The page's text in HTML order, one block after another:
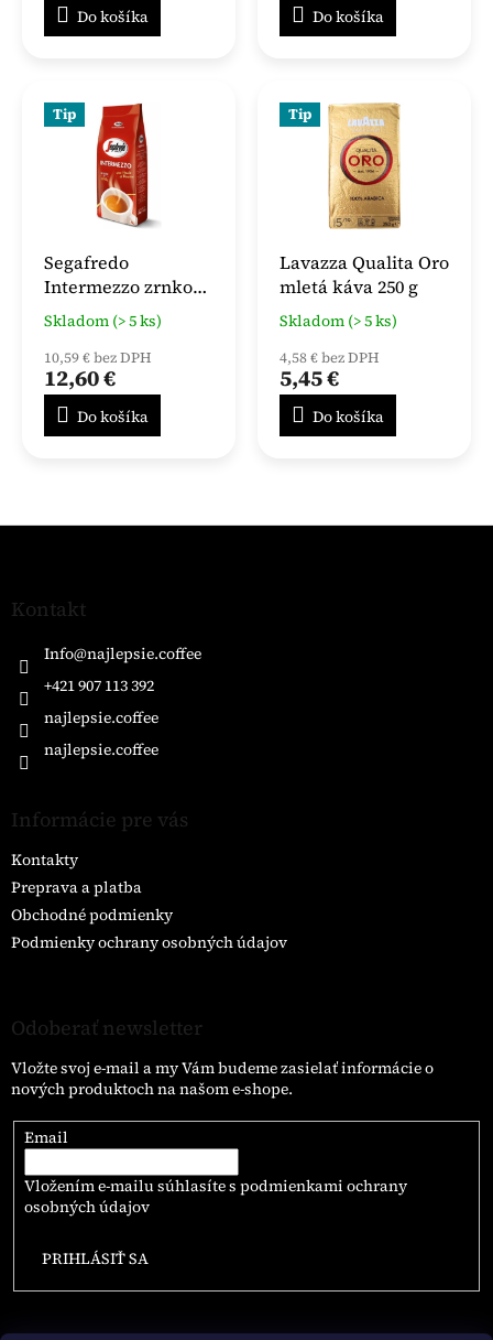
Do košíka Do košíka
Tip
Segafredo
Intermezzo zrnková
káva 1 kg
Skladom (> 5 ks)
10,59 € bez DPH
12,60 €
Do košíka
Tip
Lavazza Qualita Oro
mletá káva 250 g
Skladom (> 5 ks)
4,58 € bez DPH
5,45 €
Do košíka
Z
Kontakt
Info@najlepsie.coffee
+421 907 113 392
najlepsie.coffee
najlepsie.coffee
Informácie pre vás
Kontakty
Preprava a platba
Obchodné podmienky
Podmienky ochrany osobných údajov
Odoberať newsletter
Vložte svoj e-mail a my Vám budeme zasielať informácie o
nových produktoch na našom e-shope.
Email
Vložením e-mailu súhlasíte s podmienkami ochrany
osobných údajov
PRIHLÁSIŤ SA